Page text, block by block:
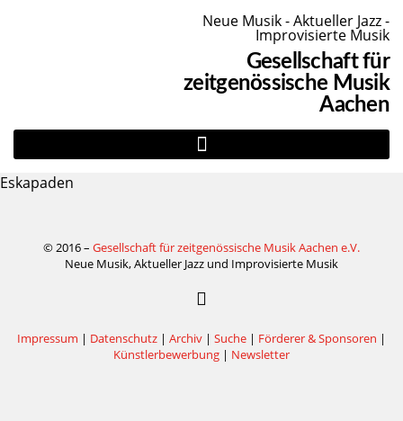
Neue Musik - Aktueller Jazz -
Improvisierte Musik
Gesellschaft für
zeitgenössische Musik
Aachen
Eskapaden
© 2016 – Gesellschaft für zeitgenössische Musik Aachen e.V.
Neue Musik, Aktueller Jazz und Improvisierte Musik
Impressum | Datenschutz | Archiv | Suche | Förderer & Sponsoren |
Künstlerbewerbung | Newsletter